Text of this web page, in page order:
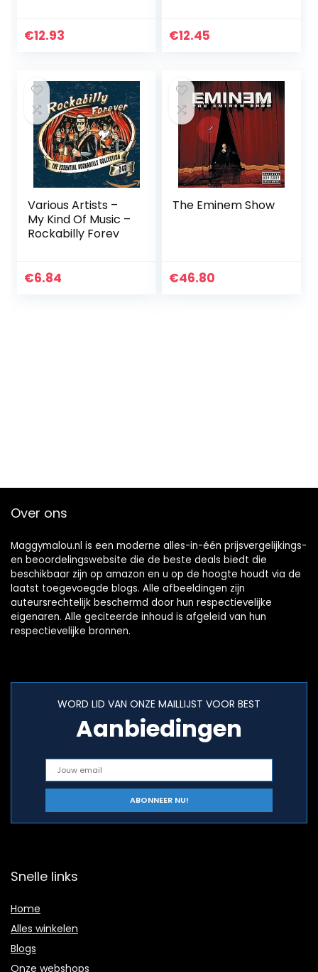
€12.93 €12.45
Various Artists –
My Kind Of Music –
Rockabilly Forev
€6.84
The Eminem Show
€46.80
Over ons
Maggymalou.nl is een moderne alles-in-één prijsvergelijkings-
en beoordelingswebsite die de beste deals biedt die
beschikbaar zijn op amazon en u op de hoogte houdt via de
laatst toegevoegde blogs. Alle afbeeldingen zijn
auteursrechtelijk beschermd door hun respectievelijke
eigenaren. Alle geciteerde inhoud is afgeleid van hun
respectievelijke bronnen.
WORD LID VAN ONZE MAILLIJST VOOR BEST
Aanbiedingen
Snelle links
Home
Alles winkelen
Blogs
Onze webshops